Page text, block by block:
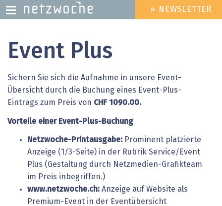
zum
Inhalt
HEADER
MENU
» NEWSLETTER
Event Plus
Sichern Sie sich die Aufnahme in unsere Event-
Übersicht durch die Buchung eines Event-Plus-
Eintrags zum Preis von CHF 1090.00.
Vorteile einer Event-Plus-Buchung
Netzwoche-Printausgabe: Prominent platzierte
Anzeige (1/3-Seite) in der Rubrik Service/Event
Plus (Gestaltung durch Netzmedien-Grafikteam
im Preis inbegriffen.)
www.netzwoche.ch: Anzeige auf Website als
Premium-Event in der Eventübersicht